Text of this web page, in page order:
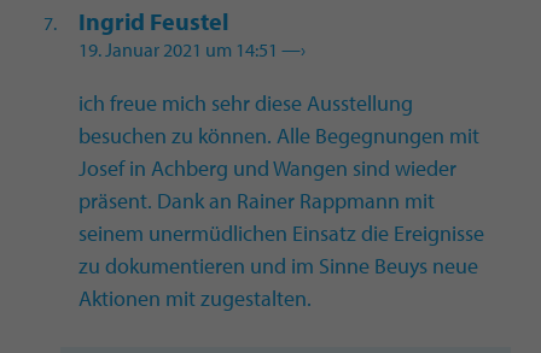
Ingrid Feustel
19. Januar 2021 um 14:51 —›
ich freue mich sehr diese Ausstellung
besuchen zu können. Alle Begegnungen mit
Josef in Achberg und Wangen sind wieder
präsent. Dank an Rainer Rappmann mit
seinem unermüdlichen Einsatz die Ereignisse
zu dokumentieren und im Sinne Beuys neue
Aktionen mit zugestalten.